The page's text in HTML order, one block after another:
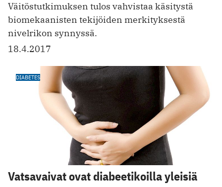
Väitöstutkimuksen tulos vahvistaa käsitystä
biomekaanisten tekijöiden merkityksestä
nivelrikon synnyssä.
18.4.2017
DIABETES
Vatsavaivat ovat diabeetikoilla yleisiä